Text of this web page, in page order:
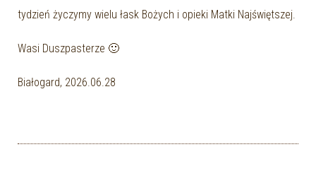
tydzień życzymy wielu łask Bożych i opieki Matki Najświętszej.
Wasi Duszpasterze 🙂
Białogard, 2026.06.28